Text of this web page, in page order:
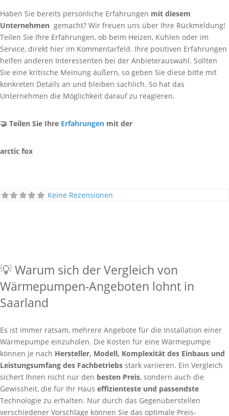
Haben Sie bereits persönliche Erfahrungen mit diesem
Unternehmen gemacht? Wir freuen uns über Ihre Rückmeldung!
Teilen Sie Ihre Erfahrungen, ob beim Heizen, Kühlen oder im
Service, direkt hier im Kommentarfeld. Ihre positiven Erfahrungen
helfen anderen Interessenten bei der Anbieterauswahl. Sollten
Sie eine kritische Meinung äußern, so geben Sie diese bitte mit
konkreten Details an und bleiben sachlich. So hat das
Unternehmen die Möglichkeit darauf zu reagieren.
🤝 Teilen Sie Ihre Erfahrungen mit der
arctic fox
Keine Rezensionen
💡 Warum sich der Vergleich von
Wärmepumpen-Angeboten lohnt in
Saarland
Es ist immer ratsam, mehrere Angebote für die Installation einer
Wärmepumpe einzuholen. Die Kosten für eine Wärmepumpe
können je nach Hersteller, Modell, Komplexität des Einbaus und
Leistungsumfang des Fachbetriebs stark variieren. Ein Vergleich
sichert Ihnen nicht nur den besten Preis, sondern auch die
Gewissheit, die für Ihr Haus effizienteste und passendste
Technologie zu erhalten. Nur durch das Gegenüberstellen
verschiedener Vorschläge können Sie das optimale Preis-